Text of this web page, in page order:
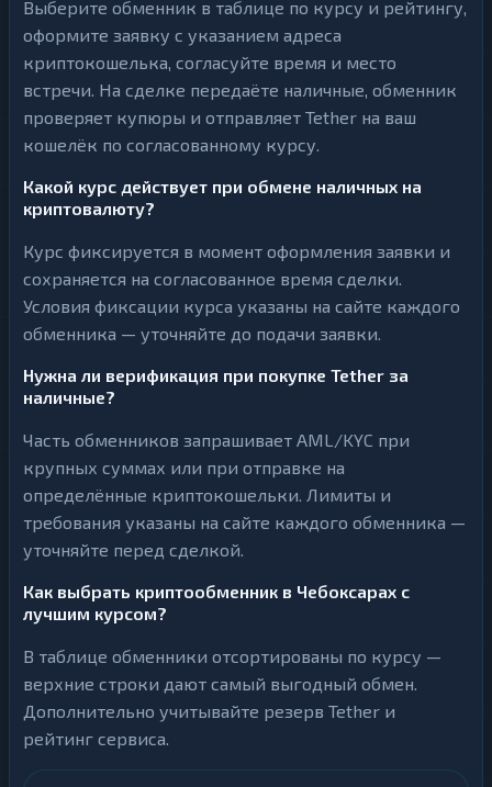
Выберите обменник в таблице по курсу и рейтингу,
оформите заявку с указанием адреса
криптокошелька, согласуйте время и место
встречи. На сделке передаёте наличные, обменник
проверяет купюры и отправляет Tether на ваш
кошелёк по согласованному курсу.
Какой курс действует при обмене наличных на
криптовалюту?
Курс фиксируется в момент оформления заявки и
сохраняется на согласованное время сделки.
Условия фиксации курса указаны на сайте каждого
обменника — уточняйте до подачи заявки.
Нужна ли верификация при покупке Tether за
наличные?
Часть обменников запрашивает AML/KYC при
крупных суммах или при отправке на
определённые криптокошельки. Лимиты и
требования указаны на сайте каждого обменника —
уточняйте перед сделкой.
Как выбрать криптообменник в Чебоксарах с
лучшим курсом?
В таблице обменники отсортированы по курсу —
верхние строки дают самый выгодный обмен.
Дополнительно учитывайте резерв Tether и
рейтинг сервиса.